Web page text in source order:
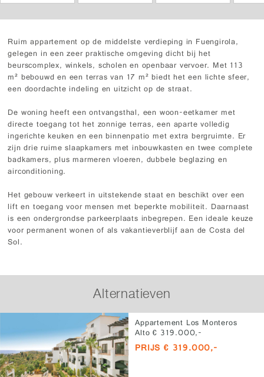
Ruim appartement op de middelste verdieping in Fuengirola,
gelegen in een zeer praktische omgeving dicht bij het
beurscomplex, winkels, scholen en openbaar vervoer. Met 113
m² bebouwd en een terras van 17 m² biedt het een lichte sfeer,
een doordachte indeling en uitzicht op de straat.
De woning heeft een ontvangsthal, een woon-eetkamer met
directe toegang tot het zonnige terras, een aparte volledig
ingerichte keuken en een binnenpatio met extra bergruimte. Er
zijn drie ruime slaapkamers met inbouwkasten en twee complete
badkamers, plus marmeren vloeren, dubbele beglazing en
airconditioning.
Het gebouw verkeert in uitstekende staat en beschikt over een
lift en toegang voor mensen met beperkte mobiliteit. Daarnaast
is een ondergrondse parkeerplaats inbegrepen. Een ideale keuze
voor permanent wonen of als vakantieverblijf aan de Costa del
Sol.
Alternatieven
Appartement Los Monteros
Alto € 319.000,-
PRIJS € 319.000,-